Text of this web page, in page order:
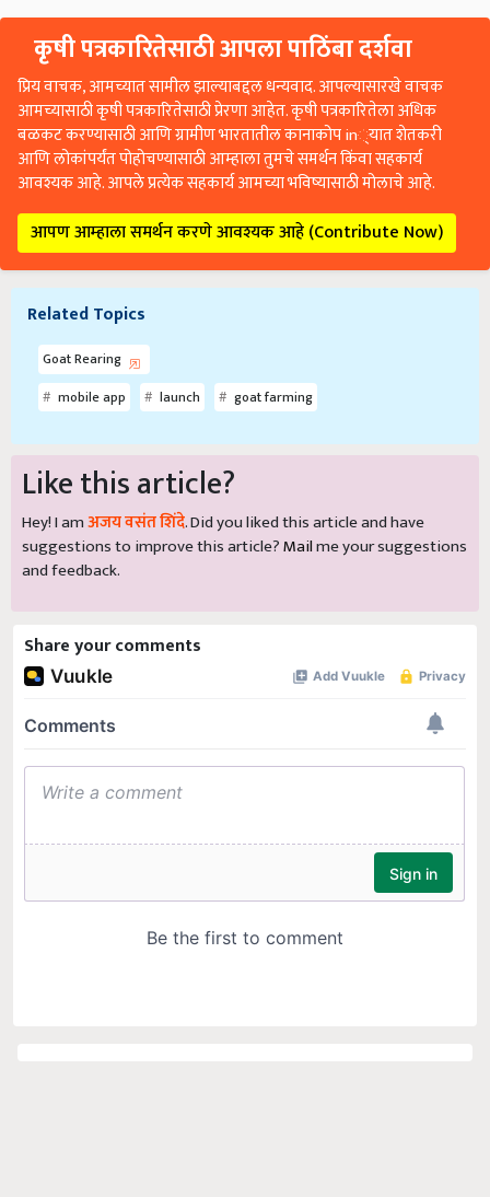
कृषी पत्रकारितेसाठी आपला पाठिंबा दर्शवा
प्रिय वाचक, आमच्यात सामील झाल्याबद्दल धन्यवाद. आपल्यासारखे वाचक
आमच्यासाठी कृषी पत्रकारितेसाठी प्रेरणा आहेत. कृषी पत्रकारितेला अधिक
बळकट करण्यासाठी आणि ग्रामीण भारतातील कानाकोप in्यात शेतकरी
आणि लोकांपर्यंत पोहोचण्यासाठी आम्हाला तुमचे समर्थन किंवा सहकार्य
आवश्यक आहे. आपले प्रत्येक सहकार्य आमच्या भविष्यासाठी मोलाचे आहे.
आपण आम्हाला समर्थन करणे आवश्यक आहे (Contribute Now)
Related Topics
Goat Rearing
mobile app
launch goat farming
Like this article?
Hey! I amअजय वसंत शिंदे. Did you liked this article and have
suggestions to improve this article?Mailme your suggestions
and feedback.
Share your comments